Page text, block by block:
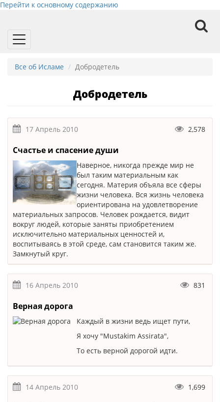
Перейти к основному содержанию
Toggle
Все об Исламе
Добродетель
Добродетель
17 Апрель 2010 2,578
Счастье и спасение души
Наверное, никогда прежде мир не
был таким материальным как
сегодня. Материя объяла все сферы
жизни человека. Вся жизнь человека
ориентирована на удовлетворение
материальных запросов. Человек рождается, видит
вокруг людей, которые заняты приобретением
исключительно материальных ценностей и,
воспитываясь в этой среде, сам становится таким же.
Замкнутый круг.
16 Апрель 2010 831
Верная дорога
Каждый в жизни ведь ищет пути,
Я хочу "Mustakim Assirata",
То есть верной дорогой идти.
14 Апрель 2010 1,699